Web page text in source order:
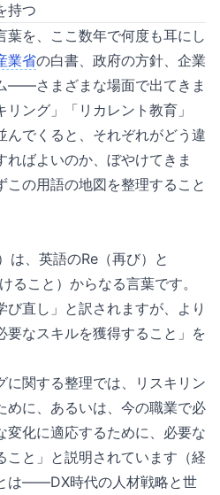
持つ
葉を、ここ数年で何度も耳にし
業省の白書、政府の方針、企業
——さまざまな場面で出てきま
ング」「リカレント教育」
んでくると、それぞれがどう違
ればよいのか、ぼやけてきま
の用語の地図を整理すること
は、英語のRe（再び）と
ること）からなる言葉です。
び直し」と訳されますが、より
要なスキルを獲得すること」を
に関する整理では、リスキリン
めに、あるいは、今の職業で必
変化に適応するために、必要な
こと」と説明されています（経
は——DX時代の人材戦略と世